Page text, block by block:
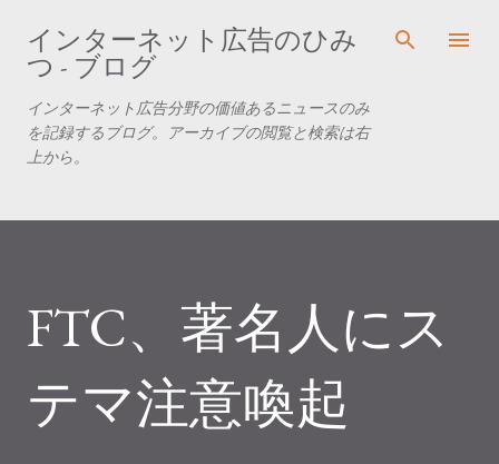
スキップしてメイン コンテンツに移動
インターネット広告のひみ
つ - ブログ
インターネット広告分野の価値あるニュースのみ
を記録するブログ。アーカイブの閲覧と検索は右
上から。
FTC、著名人にス
テマ注意喚起